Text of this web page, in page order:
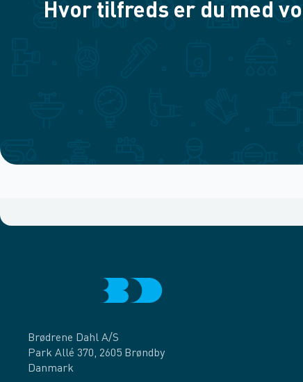
Hvor tilfreds er du med
Brødrene Dahl A/S
Park Allé 370, 2605 Brøndby
Danmark